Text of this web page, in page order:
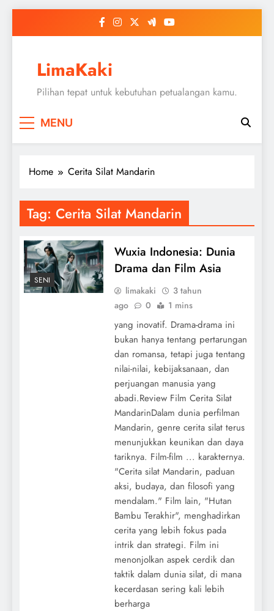
LimaKaki
Pilihan tepat untuk kebutuhan petualangan kamu.
MENU
Home Cerita Silat Mandarin
Tag: Cerita Silat Mandarin
SENI
Wuxia Indonesia: Dunia
Drama dan Film Asia
limakaki
3 tahun
ago
0 1 mins
yang inovatif. Drama-drama ini
bukan hanya tentang pertarungan
dan romansa, tetapi juga tentang
nilai-nilai, kebijaksanaan, dan
perjuangan manusia yang
abadi.Review Film Cerita Silat
MandarinDalam dunia perfilman
Mandarin, genre cerita silat terus
menunjukkan keunikan dan daya
tariknya. Film-film ... karakternya.
"Cerita silat Mandarin, paduan
aksi, budaya, dan filosofi yang
mendalam." Film lain, "Hutan
Bambu Terakhir", menghadirkan
cerita yang lebih fokus pada
intrik dan strategi. Film ini
menonjolkan aspek cerdik dan
taktik dalam dunia silat, di mana
kecerdasan sering kali lebih
berharga